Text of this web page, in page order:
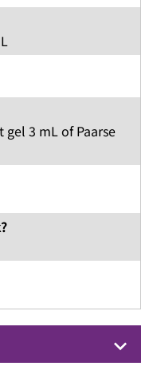
3 mL of Paarse
keyboard_arrow_down